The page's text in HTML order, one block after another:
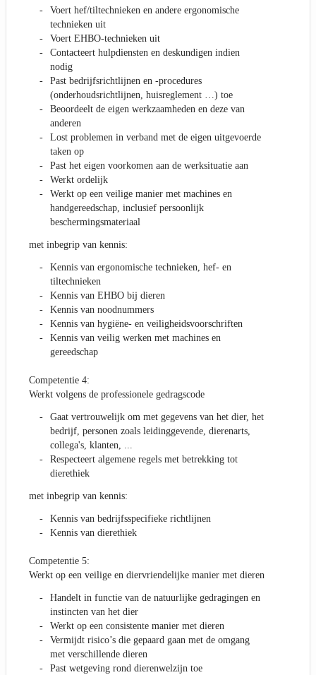
Voert hef/tiltechnieken en andere ergonomische
technieken uit
Voert EHBO-technieken uit
Contacteert hulpdiensten en deskundigen indien
nodig
Past bedrijfsrichtlijnen en -procedures
(onderhoudsrichtlijnen, huisreglement …) toe
Beoordeelt de eigen werkzaamheden en deze van
anderen
Lost problemen in verband met de eigen uitgevoerde
taken op
Past het eigen voorkomen aan de werksituatie aan
Werkt ordelijk
Werkt op een veilige manier met machines en
handgereedschap, inclusief persoonlijk
beschermingsmateriaal
met inbegrip van kennis:
Kennis van ergonomische technieken, hef- en
tiltechnieken
Kennis van EHBO bij dieren
Kennis van noodnummers
Kennis van hygiëne- en veiligheidsvoorschriften
Kennis van veilig werken met machines en
gereedschap
Competentie 4:
Werkt volgens de professionele gedragscode
Gaat vertrouwelijk om met gegevens van het dier, het
bedrijf, personen zoals leidinggevende, dierenarts,
collega's, klanten, ...
Respecteert algemene regels met betrekking tot
dierethiek
met inbegrip van kennis:
Kennis van bedrijfsspecifieke richtlijnen
Kennis van dierethiek
Competentie 5:
Werkt op een veilige en diervriendelijke manier met dieren
Handelt in functie van de natuurlijke gedragingen en
instincten van het dier
Werkt op een consistente manier met dieren
Vermijdt risico’s die gepaard gaan met de omgang
met verschillende dieren
Past wetgeving rond dierenwelzijn toe